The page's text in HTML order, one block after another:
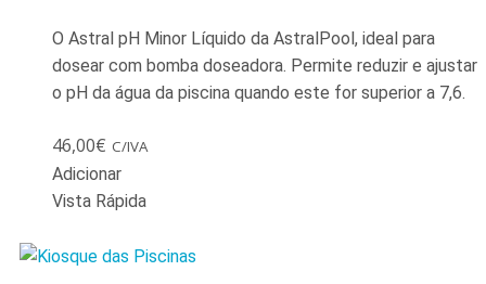
O Astral pH Minor Líquido da AstralPool, ideal para
dosear com bomba doseadora. Permite reduzir e ajustar
o pH da água da piscina quando este for superior a 7,6.
46,00€ C/IVA
Adicionar
Vista Rápida